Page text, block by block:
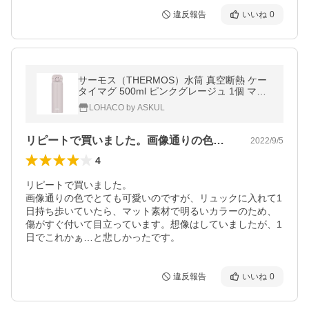
違反報告 いいね 0
サーモス（THERMOS）水筒 真空断熱 ケー
タイマグ 500ml ピンクグレージュ 1個 マグ
ボトル
LOHACO by ASKUL
リピートで買いました。画像通りの色でと… 2022/9/5
4
リピートで買いました。
画像通りの色でとても可愛いのですが、リュックに入れて1
日持ち歩いていたら、マット素材で明るいカラーのため、
傷がすぐ付いて目立っています。想像はしていましたが、1
日でこれかぁ…と悲しかったです。
違反報告 いいね 0